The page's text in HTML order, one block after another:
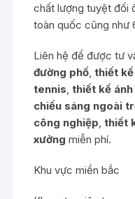
chất lượng tuyệt đối
toàn quốc cũng như
Liên hệ để được tư
đường phố,thiết
tennis,thiết kế
chiếu sáng ngoài
công nghiệp,thiết
xưởng miễn phí.
Khu vực miền bắc